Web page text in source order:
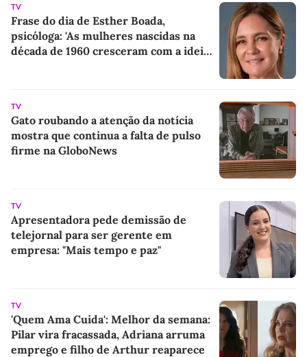
TV
Frase do dia de Esther Boada,
psicóloga: 'As mulheres nascidas na
década de 1960 cresceram com a ideia
TV
Gato roubando a atenção da notícia
mostra que continua a falta de pulso
firme na GloboNews
TV
Apresentadora pede demissão de
telejornal para ser gerente em
empresa: "Mais tempo e paz"
TV
'Quem Ama Cuida': Melhor da semana:
Pilar vira fracassada, Adriana arruma
emprego e filho de Arthur reaparece